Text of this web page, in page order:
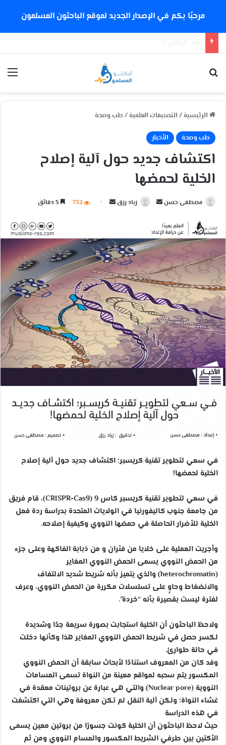
مرحبًا بكم في الإصدار الجديد لموقع الباحثون المسلمون
الرئيسية / التصنيفات العلمية / طب وصحة
طب وصحة الأخبار
اكتشاف جديد حول آلية إصلاح
الخلية لحمضها
مصطفى حسن
ل
ب
ر
ي
د
ا
إ
ل
ك
ت
ر
ن
ي
ا
زياد رزق
ل
ب
ر
ي
د
ا
إ
ل
ك
ت
ر
ن
ي
ا
732
في سعي لتطوير تقنية كريسبر؛ اكتشاف جديد حول آلية إصلاح
الخلية لحمضها!
في سعي لتطوير تقنية كريسبر كاس 9 (CRISPR-Cas9)، قام فريق
من جامعة جنوب كاليفورنيا في الولايات المتحدة بدراسة ردة فعل
الخلية للأضرار الحاصلة في حمضها النووي وكيفية إصلاحه.
وأجريت العملية على خلايا من فئران و من ذبابة الفاكهة وعلى جزء
من الحمض النووي يسمى الحمض النووي المغاير
(heterochromatin) والذي يتميز بأنه شريط شديد الالتفاف
والانضغاط وحاوٍ على تسلسلات مكررة من الحمض النووي، وعرف
لفترة ليست بقصيرة بأنه “خردة”.
ولاحظ الباحثون أن الخلية استجابت بصورة سريعة جدًا وشديدة
لكسر حصل في شريط الحمض النووي المغاير هذا وكأنها دخلت
في حالة طوارئ.
وفد كان من المعروف استنادًا لأبحاث سابقة أن الحمض النووي
المكسور يتم سحبه لمواقع معينة من النواة تسمى المسامات
النووية (Nuclear pore) والتي هي عبارة عن بروتينات معقدة في
غشاء النواة؛ ولكن آلية النقل لم تكن معروفة وهي التي اكتشفت
في هذه الدراسة
حيث لاحظ الباحثون أن الخلية كونت جسورًا من بروتين معين يسمى
الأكتين بين طرفي الشريط المكسور والمسام النووي ومن ثم